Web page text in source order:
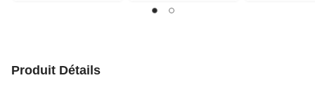
Produit Détails